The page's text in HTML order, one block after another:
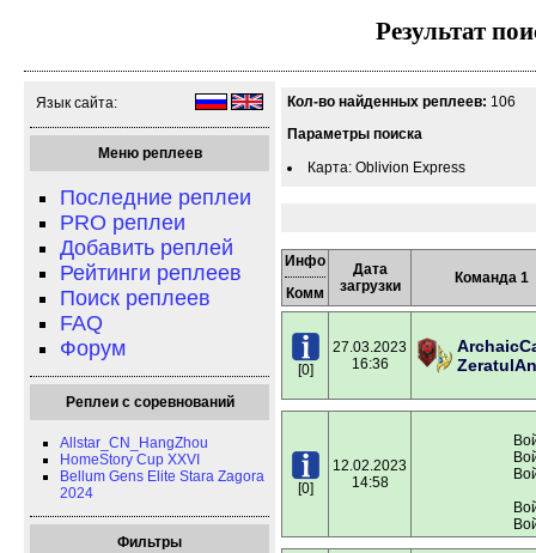
Результат
Язык сайта:
Меню реплеев
Последние реплеи
PRO реплеи
Добавить реплей
Рейтинги реплеев
Поиск реплеев
FAQ
Форум
Реплеи с соревнований
Allstar_CN_HangZhou
HomeStory Cup XXVI
Bellum Gens Elite Stara Zagora
2024
Фильтры
Кол-во найденных реплеев: 106
Параметры поиска
Карта: Oblivion Express
Инфо
Комм
Дата
загрузки
Команда 1
[0]
27.03.2023
16:36
[0]
12.02.2023
14:58